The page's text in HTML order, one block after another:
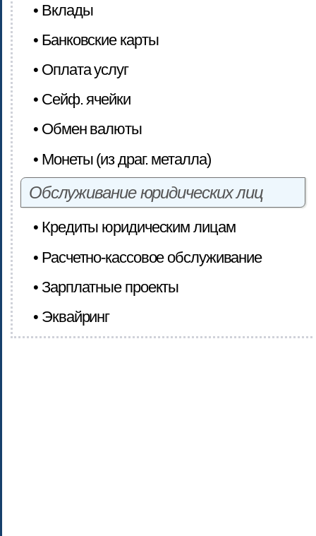
• Вклады
• Банковские карты
• Оплата услуг
• Сейф. ячейки
• Обмен валюты
• Монеты (из драг. металла)
Обслуживание юридических лиц
• Кредиты юридическим лицам
• Расчетно-кассовое обслуживание
• Зарплатные проекты
• Эквайринг